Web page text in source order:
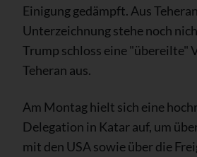
Einigung gedämpft. Aus
Unterzeichnung stehe noch
Trump schloss eine "übereilte"
Teheran aus.
Am Montag hielt sich eine
Delegation in Katar auf, um
mit den USA sowie über die